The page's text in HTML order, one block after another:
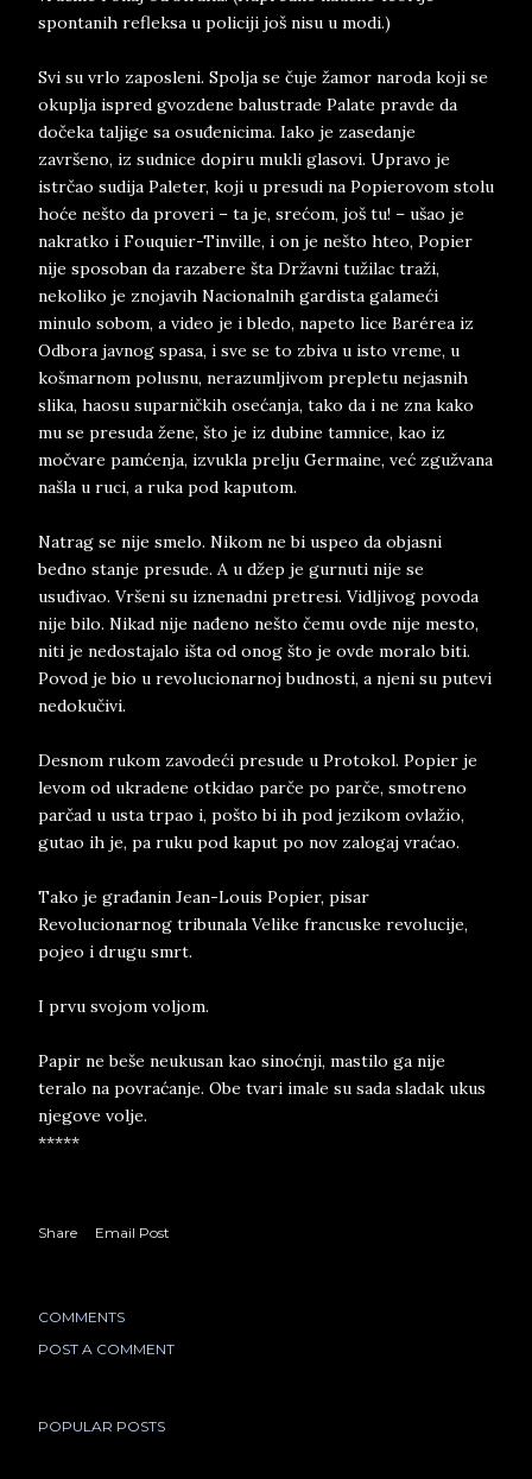
spontanih refleksa u policiji još nisu u modi.)
Svi su vrlo zaposleni. Spolja se čuje žamor naroda koji se
okuplja ispred gvozdene balustrade Palate pravde da
dočeka taljige sa osuđenicima. Iako je zasedanje
završeno, iz sudnice dopiru mukli glasovi. Upravo je
istrčao sudija Paleter, koji u presudi na Popierovom stolu
hoće nešto da proveri – ta je, srećom, još tu! – ušao je
nakratko i Fouquier-Tinville, i on je nešto hteo, Popier
nije sposoban da razabere šta Državni tužilac traži,
nekoliko je znojavih Nacionalnih gardista galameći
minulo sobom, a video je i bledo, napeto lice Barérea iz
Odbora javnog spasa, i sve se to zbiva u isto vreme, u
košmarnom polusnu, nerazumljivom prepletu nejasnih
slika, haosu suparničkih osećanja, tako da i ne zna kako
mu se presuda žene, što je iz dubine tamnice, kao iz
močvare pamćenja, izvukla prelju Germaine, već zgužvana
našla u ruci, a ruka pod kaputom.
Natrag se nije smelo. Nikom ne bi uspeo da objasni
bedno stanje presude. A u džep je gurnuti nije se
usuđivao. Vršeni su iznenadni pretresi. Vidljivog povoda
nije bilo. Nikad nije nađeno nešto čemu ovde nije mesto,
niti je nedostajalo išta od onog što je ovde moralo biti.
Povod je bio u revolucionarnoj budnosti, a njeni su putevi
nedokučivi.
Desnom rukom zavodeći presude u Protokol. Popier je
levom od ukradene otkidao parče po parče, smotreno
parčad u usta trpao i, pošto bi ih pod jezikom ovlažio,
gutao ih je, pa ruku pod kaput po nov zalogaj vraćao.
Tako je građanin Jean-Louis Popier, pisar
Revolucionarnog tribunala Velike francuske revolucije,
pojeo i drugu smrt.
I prvu svojom voljom.
Papir ne beše neukusan kao sinoćnji, mastilo ga nije
teralo na povraćanje. Obe tvari imale su sada sladak ukus
njegove volje.
*****
Share Email Post
COMMENTS
POST A COMMENT
POPULAR POSTS